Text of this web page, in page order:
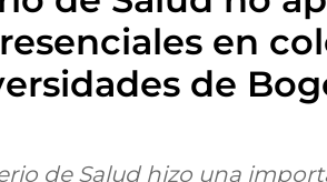
en
de
de Salud hizo una